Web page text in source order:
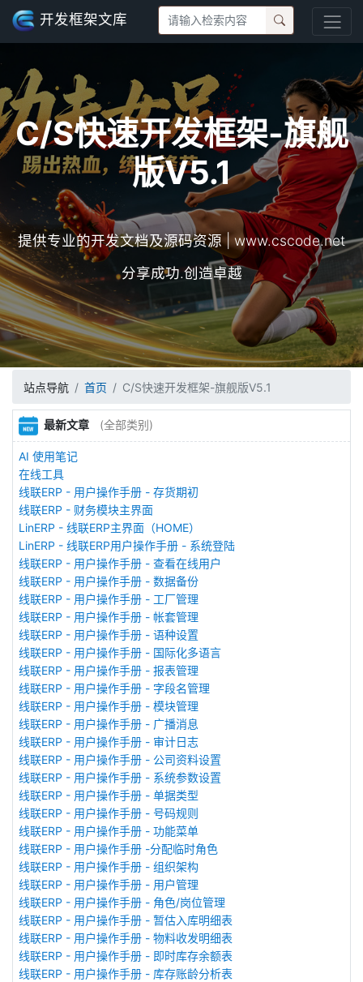
开发框架文库
C/S快速开发框架-旗舰
版V5.1
提供专业的开发文档及源码资源 | www.cscode.net
分享成功.创造卓越
站点导航 首页 C/S快速开发框架-旗舰版V5.1
最新文章 (全部类别)
AI 使用笔记
在线工具
线联ERP - 用户操作手册 - 存货期初
线联ERP - 财务模块主界面
LinERP - 线联ERP主界面（HOME）
LinERP - 线联ERP用户操作手册 - 系统登陆
线联ERP - 用户操作手册 - 查看在线用户
线联ERP - 用户操作手册 - 数据备份
线联ERP - 用户操作手册 - 工厂管理
线联ERP - 用户操作手册 - 帐套管理
线联ERP - 用户操作手册 - 语种设置
线联ERP - 用户操作手册 - 国际化多语言
线联ERP - 用户操作手册 - 报表管理
线联ERP - 用户操作手册 - 字段名管理
线联ERP - 用户操作手册 - 模块管理
线联ERP - 用户操作手册 - 广播消息
线联ERP - 用户操作手册 - 审计日志
线联ERP - 用户操作手册 - 公司资料设置
线联ERP - 用户操作手册 - 系统参数设置
线联ERP - 用户操作手册 - 单据类型
线联ERP - 用户操作手册 - 号码规则
线联ERP - 用户操作手册 - 功能菜单
线联ERP - 用户操作手册 -分配临时角色
线联ERP - 用户操作手册 - 组织架构
线联ERP - 用户操作手册 - 用户管理
线联ERP - 用户操作手册 - 角色/岗位管理
线联ERP - 用户操作手册 - 暂估入库明细表
线联ERP - 用户操作手册 - 物料收发明细表
线联ERP - 用户操作手册 - 即时库存余额表
线联ERP - 用户操作手册 - 库存账龄分析表